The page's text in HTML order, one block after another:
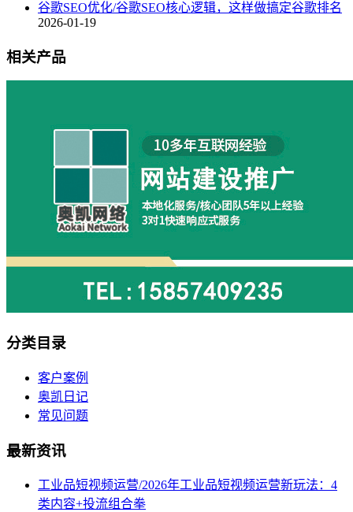
谷歌SEO优化/谷歌SEO核心逻辑，这样做搞定谷歌排名
2026-01-19
相关产品
分类目录
客户案例
奥凯日记
常见问题
最新资讯
工业品短视频运营/2026年工业品短视频运营新玩法：4
类内容+投流组合拳